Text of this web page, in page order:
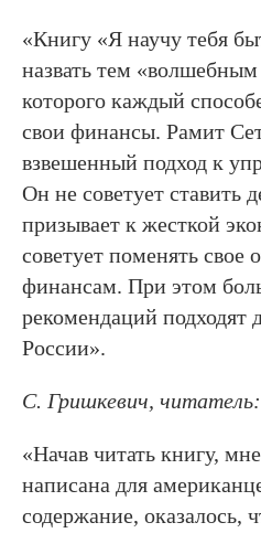
«Книгу «Я научу тебя
назвать тем
которого каждый
свои финансы. Рамит
взвешенный подход к
Он не советует ставить
призывает к жесткой
советует поменять свое
финансам. При этом
рекомендаций подходят
России».
С. Гришкевич, читатель:
«Начав читать книгу,
написана для
содержание, оказалось,